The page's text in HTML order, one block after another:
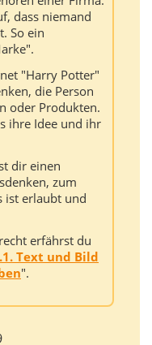
dass niemand
So ein
"Harry Potter"
die Person
oder Produkten.
ihre Idee und ihr
dir einen
zum
ist erlaubt und
erfährst du
Text und Bild
".